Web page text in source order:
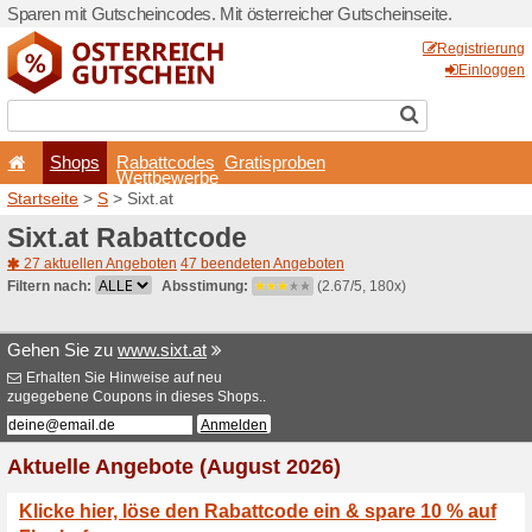
Sparen mit
Shops
Startseite>S> Sixt.at